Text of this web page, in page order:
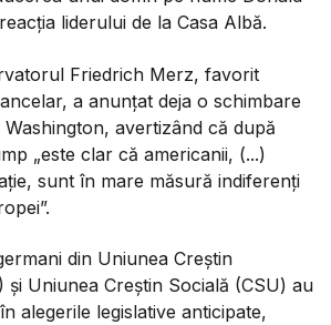
liderului de la Casa Albă.
Friedrich Merz, favorit
a anunțat deja o schimbare
avertizând că după
„este clar că americanii, (...)
sunt în mare măsură indiferenți
din Uniunea Creştin
şi Uniunea Creştin Socială (CSU) au
alegerile legislative anticipate,